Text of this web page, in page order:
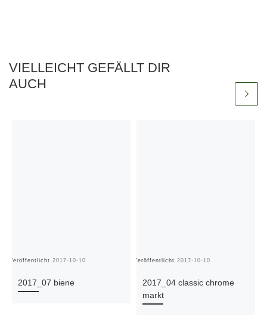
VIELLEICHT GEFÄLLT DIR
AUCH
Veröffentlicht2017-10-10
2017_07 biene
Veröffentlicht2017-10-10
2017_04 classic chrome
markt